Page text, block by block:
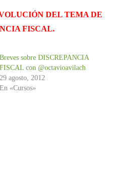
DEL TEMA DE
FISCAL.
Breves sobre DISCREPANCIA
FISCAL con @octavioavilach
29 agosto, 2012
En «Cursos»